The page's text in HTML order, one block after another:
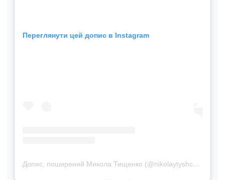
Переглянути цей допис в Instagram
Допис, поширений Микола Тищенко (@nikolaytyshchenko)